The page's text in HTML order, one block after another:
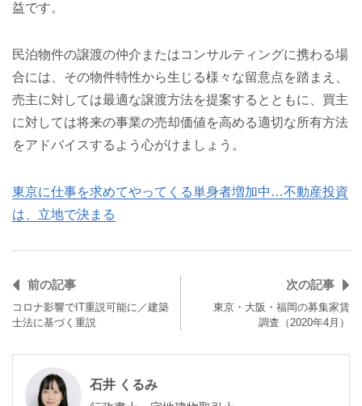
益です。
民泊物件の譲渡の仲介またはコンサルティングに携わる場
合には、その物件特性から生じる様々な留意点を踏まえ、
売主に対しては最適な譲渡方法を提案するとともに、買主
に対しては将来の事業の売却価値を高める適切な所有方法
をアドバイスするよう心がけましょう。
東京に仕事を求めてやってくる単身者増加中…不動産投資
は、立地で決まる
前の記事
コロナ影響でIT重説可能に／建築
士法に基づく重説
次の記事
東京・大阪・福岡の募集家賃
調査（2020年4月）
石井 くるみ